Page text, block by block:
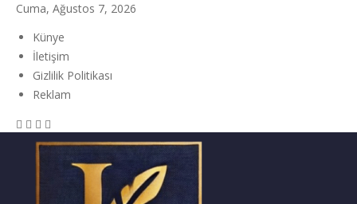
Cuma, Ağustos 7, 2026
Künye
İletişim
Gizlilik Politikası
Reklam